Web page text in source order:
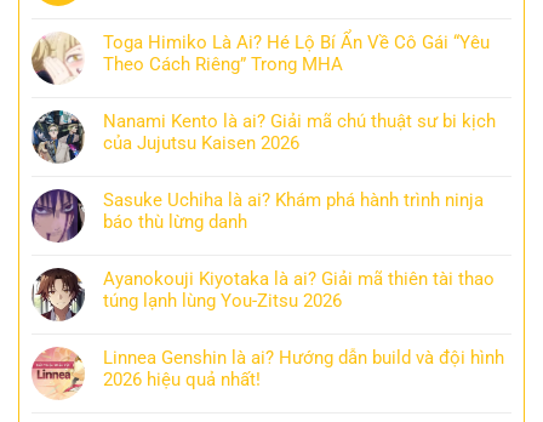
Toga Himiko Là Ai? Hé Lộ Bí Ẩn Về Cô Gái “Yêu
Theo Cách Riêng” Trong MHA
Nanami Kento là ai? Giải mã chú thuật sư bi kịch
của Jujutsu Kaisen 2026
Sasuke Uchiha là ai? Khám phá hành trình ninja
báo thù lừng danh
Ayanokouji Kiyotaka là ai? Giải mã thiên tài thao
túng lạnh lùng You-Zitsu 2026
Linnea Genshin là ai? Hướng dẫn build và đội hình
2026 hiệu quả nhất!